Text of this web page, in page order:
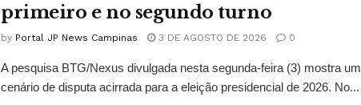
primeiro e no segundo turno
by Portal JP News Campinas 3 DE AGOSTO DE 2026 0
A pesquisa BTG/Nexus divulgada nesta segunda-feira (3) mostra um
cenário de disputa acirrada para a eleição presidencial de 2026. No...